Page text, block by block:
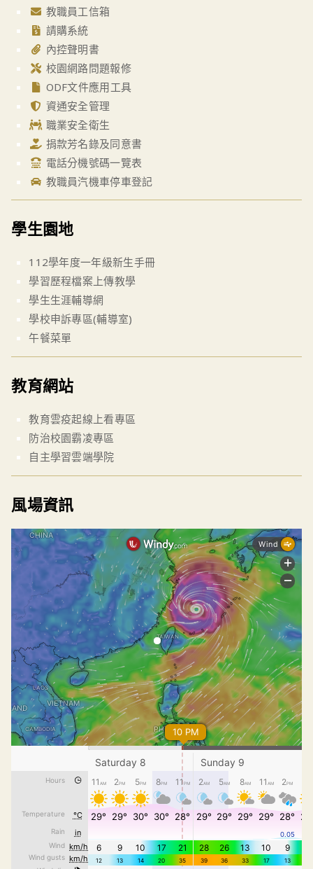
教職員工信箱
請購系統
內控聲明書
校園網路問題報修
ODF文件應用工具
資通安全管理
職業安全衛生
捐款芳名錄及同意書
電話分機號碼一覽表
教職員汽機車停車登記
學生園地
112學年度一年級新生手冊
學習歷程檔案上傳教學
學生生涯輔導網
學校申訴專區(輔導室)
午餐菜單
教育網站
教育雲疫起線上看專區
防治校園霸凌專區
自主學習雲端學院
風場資訊